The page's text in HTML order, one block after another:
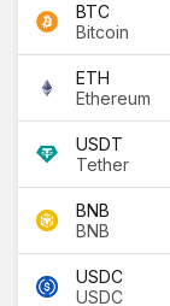
BTC
Bitcoin
ETH
Ethereum
USDT
Tether
BNB
BNB
USDC
USDC